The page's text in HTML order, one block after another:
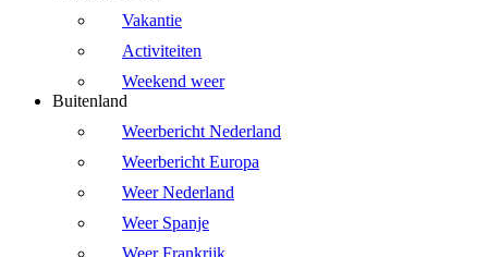
Vakantie
Activiteiten
Weekend weer
Buitenland
Weerbericht Nederland
Weerbericht Europa
Weer Nederland
Weer Spanje
Weer Frankrijk